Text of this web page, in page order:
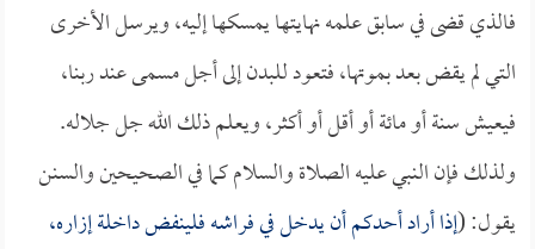
فالذي قضى في سابق علمه نهايتها يمسكها إليه، ويرسل الأخرى
التي لم يقض بعد بموتها، فتعود للبدن إلى أجل مسمى عند ربنا،
فيعيش سنة أو مائة أو أقل أو أكثر، ويعلم ذلك الله جل جلاله.
ولذلك فإن النبي عليه الصلاة والسلام كما في الصحيحين والسنن
يقول: (إذا أراد أحدكم أن يدخل في فراشه فلينفض داخلة إزاره،